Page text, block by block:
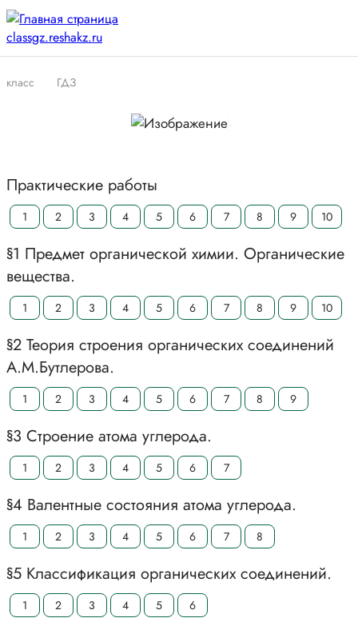
класс ГДЗ
Практические работы
1 2 3 4 5 6 7 8 9 10
§1 Предмет органической химии. Органические
вещества.
1 2 3 4 5 6 7 8 9 10
§2 Теория строения органических соединений
А.М.Бутлерова.
1 2 3 4 5 6 7 8 9
§3 Строение атома углерода.
1 2 3 4 5 6 7
§4 Валентные состояния атома углерода.
1 2 3 4 5 6 7 8
§5 Классификация органических соединений.
1 2 3 4 5 6